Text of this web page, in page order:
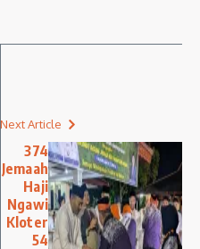
Next Article
374
Jemaah
Haji
Ngawi
Kloter
54